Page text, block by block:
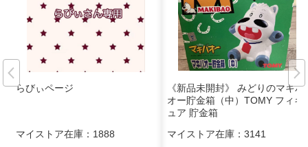
らびぃページ
マイストア在庫： 1888
《新品未開封》 みどりのマキバ
オー貯金箱（中）TOMY フィギ
ュア 貯金箱
マイストア在庫： 3141